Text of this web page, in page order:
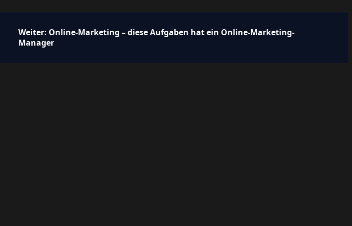
Weiter: Online-Marketing – diese Aufgaben hat ein Online-Marketing-
Manager